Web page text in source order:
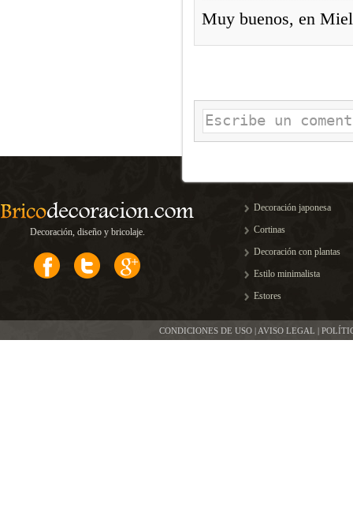
Muy buenos, en
Decoración, diseño y bricolaje.
Decoración japonesa
Cortinas
Decoración con plantas
Estilo minimalista
Estores
CONDICIONES DE USO | AVISO LEGAL |